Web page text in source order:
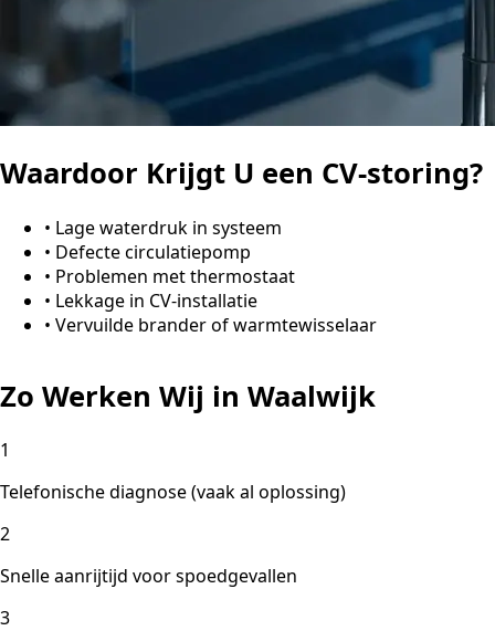
Waardoor Krijgt U een CV-storing?
• Lage waterdruk in systeem
• Defecte circulatiepomp
• Problemen met thermostaat
• Lekkage in CV-installatie
• Vervuilde brander of warmtewisselaar
Zo Werken Wij in Waalwijk
1
Telefonische diagnose (vaak al oplossing)
2
Snelle aanrijtijd voor spoedgevallen
3